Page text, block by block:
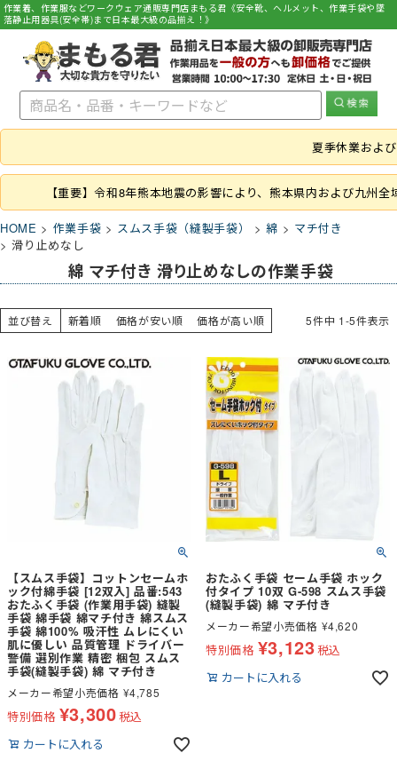
作業着、作業服などワークウェア通販専門店まもる君《安全靴、ヘルメット、作業手袋や墜
落静止用器具(安全帯)まで日本最大級の品揃え！》
夏季休業およ
【重要】令和8年熊本地震の影響により、熊本県内および九州
HOME 作業手袋 スムス手袋（縫製手袋） 綿
マチ付き
滑り止めなし
綿 マチ付き 滑り止めなしの作業手袋
並び替え 新着順 価格が安い順 価格が高い順 5件中 1-5件表示
【スムス手袋】コットンセームホ
ック付綿手袋 [12双入] 品番:543
おたふく手袋 (作業用手袋) 縫製
手袋 綿手袋 綿マチ付き 綿スムス
手袋 綿100% 吸汗性 ムレにくい
肌に優しい 品質管理 ドライバー
警備 選別作業 精密 梱包 スムス
手袋(縫製手袋) 綿 マチ付き
メーカー希望小売価格 ¥4,785
特別価格 ¥3,300税込
カートに入れる
おたふく手袋 セーム手袋 ホック
付タイプ 10双 G-598 スムス手袋
(縫製手袋) 綿 マチ付き
メーカー希望小売価格 ¥4,620
特別価格 ¥3,123税込
カートに入れる